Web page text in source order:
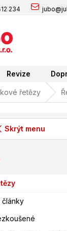
234
Revize
řetězy
Skrýt menu
články